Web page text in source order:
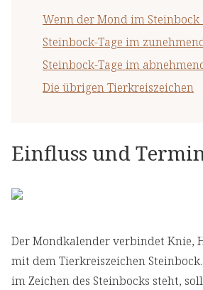
Wenn der Mond im Steinbock
Steinbock-Tage im
Steinbock-Tage im
Die übrigen Tierkreiszeichen
Einfluss und
Der Mondkalender verbindet Knie,
mit dem Tierkreiszeichen
im Zeichen des Steinbocks steht,